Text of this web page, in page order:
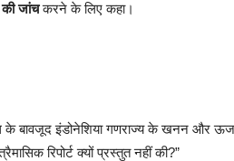
जांचकरने के लिए कहा।
बावजूद इंडोनेशिया गणराज्य के खनन और ऊर्जा
रिपोर्ट क्यों प्रस्तुत नहीं की?”